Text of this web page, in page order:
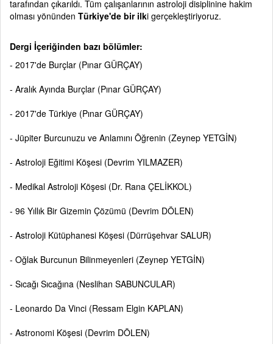
tarafından çıkarıldı. Tüm çalışanlarının astroloji disiplinine hakim
olması yönünden Türkiye'de bir ilki gerçekleştiriyoruz.
Dergi İçeriğinden bazı bölümler:
- 2017'de Burçlar (Pınar GÜRÇAY)
- Aralık Ayında Burçlar (Pınar GÜRÇAY)
- 2017'de Türkiye (Pınar GÜRÇAY)
- Jüpiter Burcunuzu ve Anlamını Öğrenin (Zeynep YETGİN)
- Astroloji Eğitimi Köşesi (Devrim YILMAZER)
- Medikal Astroloji Köşesi (Dr. Rana ÇELİKKOL)
- 96 Yıllık Bir Gizemin Çözümü (Devrim DÖLEN)
- Astroloji Kütüphanesi Köşesi (Dürrüşehvar SALUR)
- Oğlak Burcunun Bilinmeyenleri (Zeynep YETGİN)
- Sıcağı Sıcağına (Neslihan SABUNCULAR)
- Leonardo Da Vinci (Ressam Elgin KAPLAN)
- Astronomi Köşesi (Devrim DÖLEN)